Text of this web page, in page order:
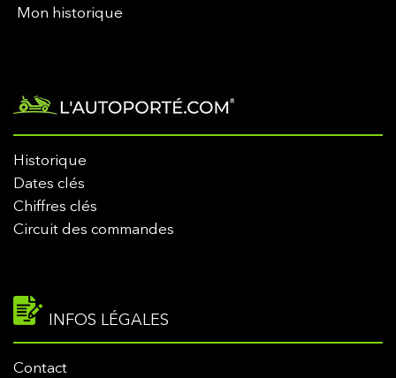
Mon historique
Historique
Dates clés
Chiffres clés
Circuit des commandes
INFOS LÉGALES
Contact